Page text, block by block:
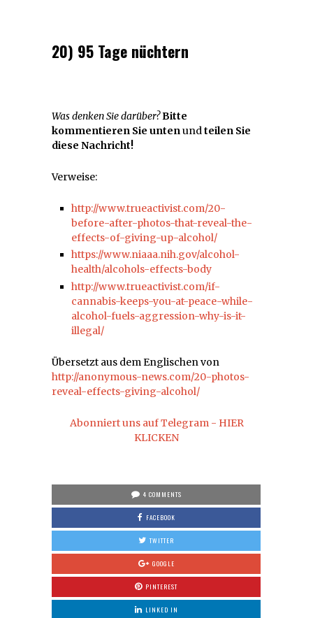
20) 95 Tage nüchtern
Was denken Sie darüber?Bitte
kommentieren Sie untenundteilen Sie
diese Nachricht!
Verweise:
http://www.trueactivist.com/20-
before-after-photos-that-reveal-the-
effects-of-giving-up-alcohol/
https://www.niaaa.nih.gov/alcohol-
health/alcohols-effects-body
http://www.trueactivist.com/if-
cannabis-keeps-you-at-peace-while-
alcohol-fuels-aggression-why-is-it-
illegal/
Übersetzt aus dem Englischen von
http://anonymous-news.com/20-photos-
reveal-effects-giving-alcohol/
Abonniert uns auf Telegram - HIER
KLICKEN
4 COMMENTS
FACEBOOK
TWITTER
GOOGLE
PINTEREST
LINKED IN